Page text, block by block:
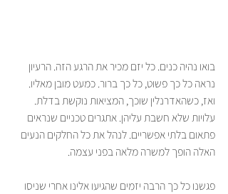
בואו נהיה כנים. כל יזם מכיר את הרגע הזה. הרעיון
נראה כל כך פשוט, כל כך ברור. כמעט מובן מאליו.
ואז, כשהאדרנלין שוכך, המציאות נוקשת בדלת.
עלויות שלא חשבת עליהן. אתגרים טכניים שנראים
פתאום בלתי אפשריים. לנהל את כל החלקים הנעים
האלה הופך למשרה מלאה בפני עצמה.
פגשנו כל כך הרבה יזמים שהגיעו אלינו אחרי שניסו